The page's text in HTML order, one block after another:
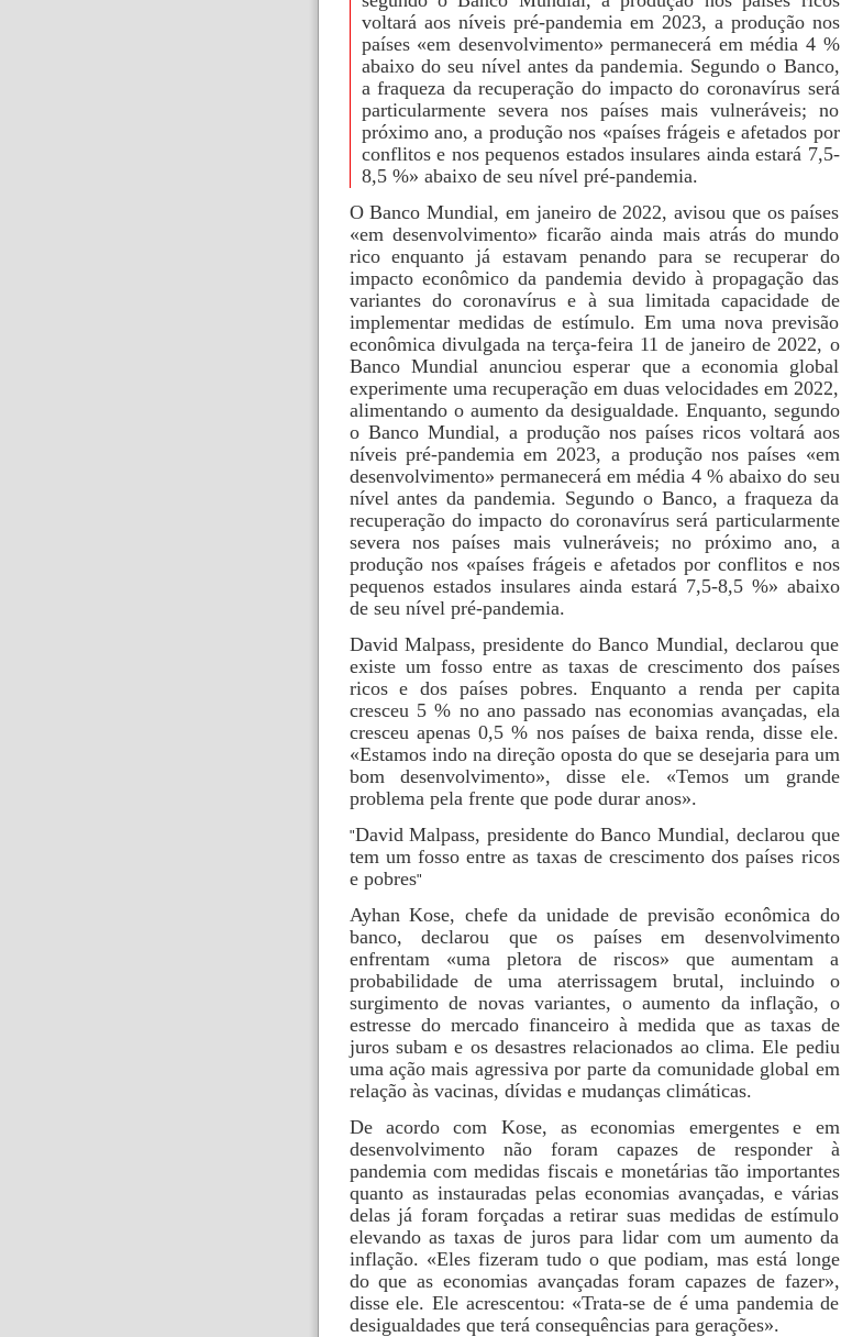
voltará aos níveis pré-pandemia em 2023, a produção nos
países «em desenvolvimento» permanecerá em média 4 %
abaixo do seu nível antes da pandemia. Segundo o Banco,
a fraqueza da recuperação do impacto do coronavírus será
particularmente severa nos países mais vulneráveis; no
próximo ano, a produção nos «países frágeis e afetados por
conflitos e nos pequenos estados insulares ainda estará 7,5-
8,5 %» abaixo de seu nível pré-pandemia.
O Banco Mundial, em janeiro de 2022, avisou que os países
«em desenvolvimento» ficarão ainda mais atrás do mundo
rico enquanto já estavam penando para se recuperar do
impacto econômico da pandemia devido à propagação das
variantes do coronavírus e à sua limitada capacidade de
implementar medidas de estímulo. Em uma nova previsão
econômica divulgada na terça-feira 11 de janeiro de 2022, o
Banco Mundial anunciou esperar que a economia global
experimente uma recuperação em duas velocidades em 2022,
alimentando o aumento da desigualdade. Enquanto, segundo
o Banco Mundial, a produção nos países ricos voltará aos
níveis pré-pandemia em 2023, a produção nos países «em
desenvolvimento» permanecerá em média 4 % abaixo do seu
nível antes da pandemia. Segundo o Banco, a fraqueza da
recuperação do impacto do coronavírus será particularmente
severa nos países mais vulneráveis; no próximo ano, a
produção nos «países frágeis e afetados por conflitos e nos
pequenos estados insulares ainda estará 7,5-8,5 %» abaixo
de seu nível pré-pandemia.
David Malpass, presidente do Banco Mundial, declarou que
existe um fosso entre as taxas de crescimento dos países
ricos e dos países pobres. Enquanto a renda per capita
cresceu 5 % no ano passado nas economias avançadas, ela
cresceu apenas 0,5 % nos países de baixa renda, disse ele.
«Estamos indo na direção oposta do que se desejaria para um
bom desenvolvimento», disse ele. «Temos um grande
problema pela frente que pode durar anos».
David Malpass, presidente do Banco Mundial, declarou que
tem um fosso entre as taxas de crescimento dos países ricos
e pobres
Ayhan Kose, chefe da unidade de previsão econômica do
banco, declarou que os países em desenvolvimento
enfrentam «uma pletora de riscos» que aumentam a
probabilidade de uma aterrissagem brutal, incluindo o
surgimento de novas variantes, o aumento da inflação, o
estresse do mercado financeiro à medida que as taxas de
juros subam e os desastres relacionados ao clima. Ele pediu
uma ação mais agressiva por parte da comunidade global em
relação às vacinas, dívidas e mudanças climáticas.
De acordo com Kose, as economias emergentes e em
desenvolvimento não foram capazes de responder à
pandemia com medidas fiscais e monetárias tão importantes
quanto as instauradas pelas economias avançadas, e várias
delas já foram forçadas a retirar suas medidas de estímulo
elevando as taxas de juros para lidar com um aumento da
inflação. «Eles fizeram tudo o que podiam, mas está longe
do que as economias avançadas foram capazes de fazer»,
disse ele. Ele acrescentou: «Trata-se de é uma pandemia de
desigualdades que terá consequências para gerações».